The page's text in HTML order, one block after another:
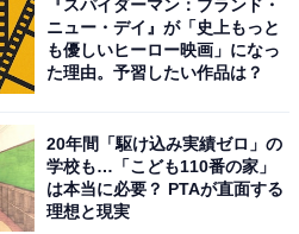
きにいりだからです」（30
『スパイダーマン：ブランド・
ニュー・デイ』が「史上もっと
も優しいヒーロー映画」になっ
た理由。予習したい作品は？
20年間「駆け込み実績ゼロ」の
学校も…「こども110番の家」
は本当に必要？ PTAが直面する
理想と現実